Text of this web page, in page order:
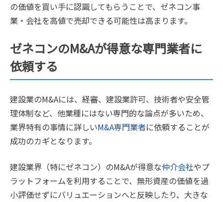
の価値を買い手に認識してもらうことで、ゼネコン事
業・会社を高値で売却できる可能性は高まります。
ゼネコンのM&Aが得意な専門業者に
依頼する
建設業のM&Aには、経審、建設業許可、技術者や安全管
理体制など、他業種にはない専門的な論点が多いため、
業界特有の事情に詳しいM&A専門業者に依頼することが
成功のカギとなります。
建設業界（特にゼネコン）のM&Aが得意な仲介会社やプ
ラットフォームを利用することで、無形資産の価値を過
小評価せずにバリュエーションへと反映したり、大きな